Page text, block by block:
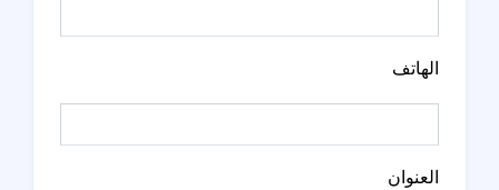
الهاتف
العنوان